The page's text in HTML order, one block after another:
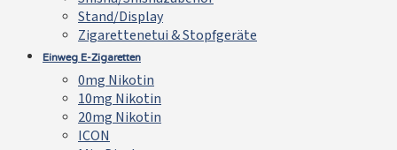
Stand/Display
Zigarettenetui & Stopfgeräte
Einweg E-Zigaretten
0mg Nikotin
10mg Nikotin
20mg Nikotin
ICON